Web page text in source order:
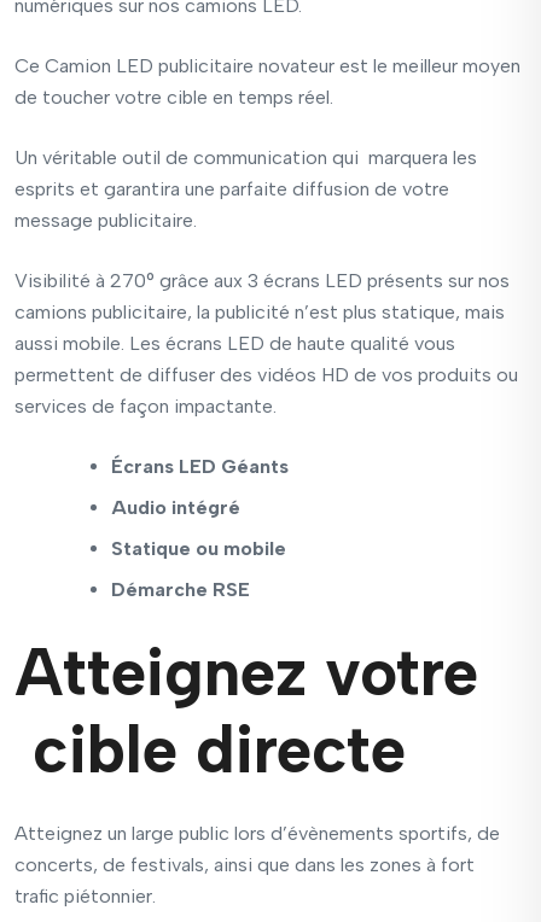
numériques sur nos camions LED.
Ce Camion LED publicitaire novateur est le meilleur moyen
de toucher votre cible en temps réel.
Un véritable outil de communication qui marquera les
esprits et garantira une parfaite diffusion de votre
message publicitaire.
Visibilité à 270° grâce aux 3 écrans LED présents sur nos
camions publicitaire, la publicité n’est plus statique, mais
aussi mobile. Les écrans LED de haute qualité vous
permettent de diffuser des vidéos HD de vos produits ou
services de façon impactante.
Écrans LED Géants
Audio intégré
Statique ou mobile
Démarche RSE
Atteignez votre
cible directe
Atteignez un large public lors d’évènements sportifs, de
concerts, de festivals, ainsi que dans les zones à fort
trafic piétonnier.